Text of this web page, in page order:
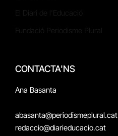
CONTACTA'NS
Ana Basanta
abasanta@periodismeplural.cat
redaccio@diarieducacio.cat